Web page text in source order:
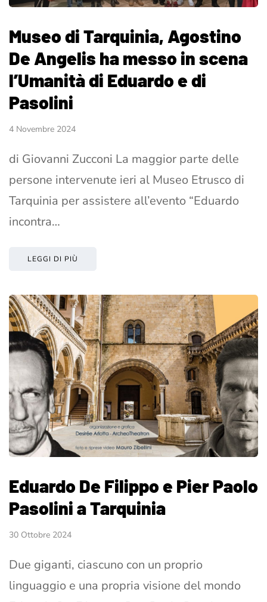
Museo di Tarquinia, Agostino
De Angelis ha messo in scena
l’Umanità di Eduardo e di
Pasolini
4 Novembre 2024
di Giovanni Zucconi La maggior parte delle
persone intervenute ieri al Museo Etrusco di
Tarquinia per assistere all’evento “Eduardo
incontra…
LEGGI DI PIÙ
Eduardo De Filippo e Pier Paolo
Pasolini a Tarquinia
30 Ottobre 2024
Due giganti, ciascuno con un proprio
linguaggio e una propria visione del mondo